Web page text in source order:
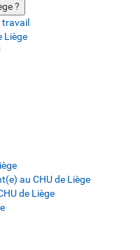
?
Liège
au CHU de Liège
de Liège